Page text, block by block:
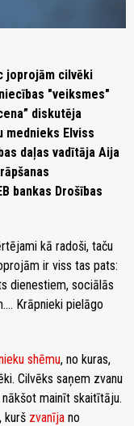
joprojām cilvēki
"veiksmes"
diskutēja
mednieks Elviss
daļas vadītāja Aija
bankas Drošības
kā radoši, taču
ir viss tas pats:
dienestiem, sociālās
Krāpnieki pielāgo
shēmu, no kuras,
Cilvēks saņem zvanu
mainīt skaitītāju.
kurš zvanīja no